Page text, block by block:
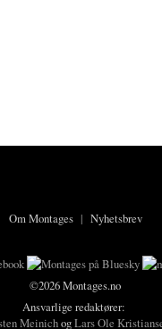
Om Montages| Nyhetsbrev
©2026 Montages.no
Ansvarlige redaktører:
MeinichogLars Ole